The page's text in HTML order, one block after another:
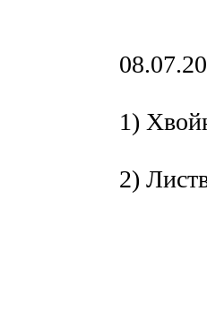
1)
2)